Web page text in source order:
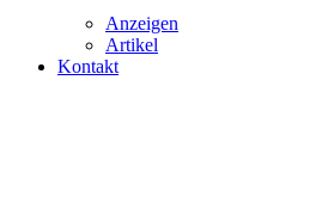
Anzeigen
Artikel
Kontakt